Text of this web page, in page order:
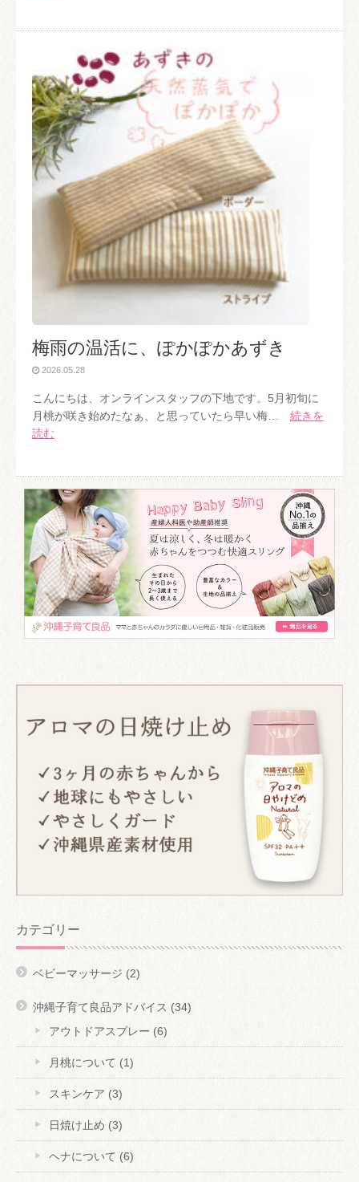
梅雨の温活に、ぽかぽかあずき
2026.05.28
こんにちは、オンラインスタッフの下地です。5月初旬に
月桃が咲き始めたなぁ、と思っていたら早い梅… 続きを
読む
カテゴリー
ベビーマッサージ (2)
沖縄子育て良品アドバイス (34)
アウトドアスプレー (6)
月桃について (1)
スキンケア (3)
日焼け止め (3)
ヘナについて (6)